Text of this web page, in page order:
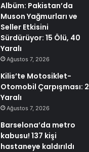
Albüm: Pakistan’da
Muson Yağmurları ve
Seller Etkisini
Sürdürüyor: 15 Ölü, 40
Yaralı
Ağustos 7, 2026
Kilis’te Motosiklet-
Otomobil Çarpışması: 2
Yaralı
Ağustos 7, 2026
Barselona’da metro
kabusu! 137 kişi
hastaneye kaldırıldı